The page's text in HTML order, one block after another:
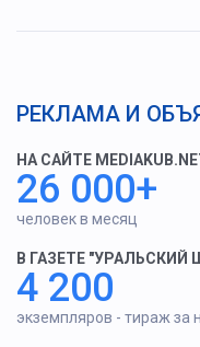
РЕКЛАМА И
НА САЙТЕ
26 000+
человек в месяц
В ГАЗЕТЕ "УРАЛЬСКИЙ
4 200
экземпляров - тираж за